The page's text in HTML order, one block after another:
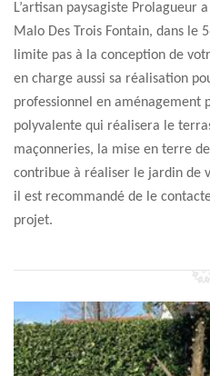
L’artisan paysagiste Prolagueur
Malo Des Trois Fontain, dans le
limite pas à la conception de
en charge aussi sa réalisation
professionnel en aménagement
polyvalente qui réalisera le
maçonneries, la mise en terre
contribue à réaliser le jardin de
il est recommandé de le
projet.